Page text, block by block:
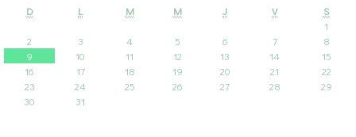
D L M M J V
S
1
2
3 4 5 6 7
8
9
10 11 12 13 14
15
16
17 18 19 20 21
22
23
24 25 26 27 28
29
30
31